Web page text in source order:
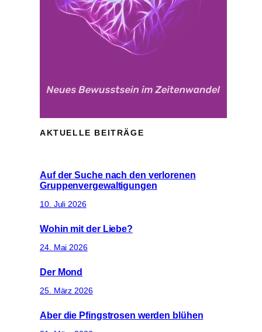
AKTUELLE BEITRÄGE
Auf der Suche nach den verlorenen
Gruppenvergewaltigungen
10. Juli 2026
Wohin mit der Liebe?
24. Mai 2026
Der Mond
25. März 2026
Aber die Pfingstrosen werden blühen